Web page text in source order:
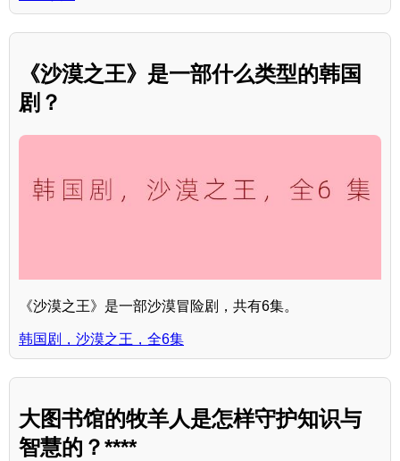
《沙漠之王》是一部什么类型的韩国
剧？
《沙漠之王》是一部沙漠冒险剧，共有6集。
韩国剧，沙漠之王，全6集
大图书馆的牧羊人是怎样守护知识与
智慧的？****